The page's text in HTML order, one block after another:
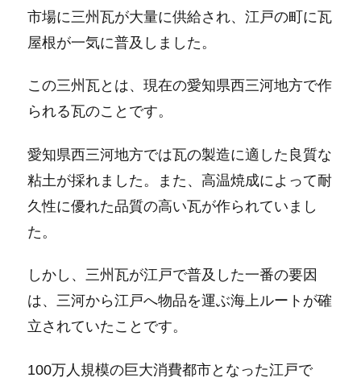
市場に三州瓦が大量に供給され、江戸の町に瓦
屋根が一気に普及しました。
この三州瓦とは、現在の愛知県西三河地方で作
られる瓦のことです。
愛知県西三河地方では瓦の製造に適した良質な
粘土が採れました。また、高温焼成によって耐
久性に優れた品質の高い瓦が作られていまし
た。
しかし、三州瓦が江戸で普及した一番の要因
は、三河から江戸へ物品を運ぶ海上ルートが確
立されていたことです。
100万人規模の巨大消費都市となった江戸で